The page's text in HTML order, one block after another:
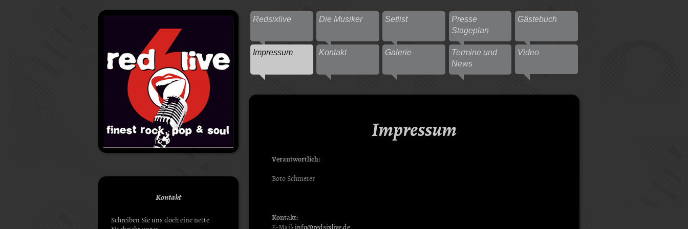
Kontakt
Schreiben Sie uns doch eine nette
Redsixlive Die Musiker Setlist
Presse
Stageplan
Gästebuch
Impressum Kontakt Galerie
Termine und
News
Video
Impressum
Verantwortlich:
Boto Schmerer
Kontakt:
E-Mail:info@redsixlive.de